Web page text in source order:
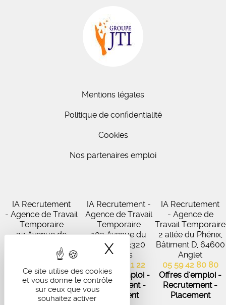
Ce site utilise des cookies
et vous donne le contrôle
sur ceux que vous
souhaitez activer
X Masquer le
Mentions légales
Politique de confidentialité
Cookies
Nos partenaires emploi
IA Recrutement
- Agence de Travail
Temporaire
27 Avenue de
Artigues-près-
05 56 67 48 57
Offres d'emploi -
Recrutement -
IA Recrutement -
Agence de Travail
Temporaire
102 Avenue du
Médoc, 33320
Eysines
05 56 45 21 22
Offres d'emploi -
Recrutement -
Placement
IA Recrutement
- Agence de
Travail Temporaire
2 allée du Phénix,
Bâtiment D, 64600
Anglet
05 59 42 80 80
Offres d'emploi -
Recrutement -
Placement